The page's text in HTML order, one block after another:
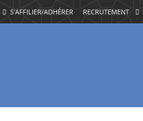
S'AFFILIER/ADHÉRER RECRUTEMENT